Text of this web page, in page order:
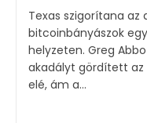
Texas szigorítana
bitcoinbányászok
helyzeten. Greg Abbott texasi kormányzó újabb
akadályt gördített
elé, ám a...